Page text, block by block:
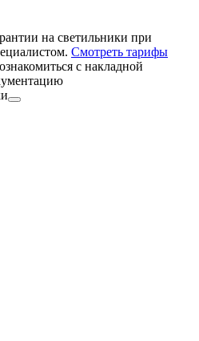
на светильники при
Смотреть тарифы
с накладной